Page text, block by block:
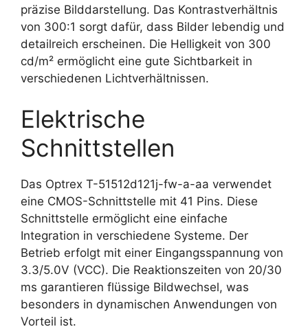
präzise Bilddarstellung. Das Kontrastverhältnis
von 300:1 sorgt dafür, dass Bilder lebendig und
detailreich erscheinen. Die Helligkeit von 300
cd/m² ermöglicht eine gute Sichtbarkeit in
verschiedenen Lichtverhältnissen.
Elektrische
Schnittstellen
Das Optrex T-51512d121j-fw-a-aa verwendet
eine CMOS-Schnittstelle mit 41 Pins. Diese
Schnittstelle ermöglicht eine einfache
Integration in verschiedene Systeme. Der
Betrieb erfolgt mit einer Eingangsspannung von
3.3/5.0V (VCC). Die Reaktionszeiten von 20/30
ms garantieren flüssige Bildwechsel, was
besonders in dynamischen Anwendungen von
Vorteil ist.